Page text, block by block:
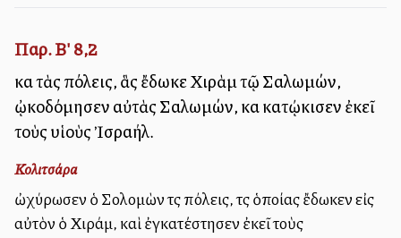
Παρ. Β' 8,2
καὶ τὰς πόλεις, ἃς ἔδωκε Χιρὰμ τῷ Σαλωμών,
ᾠκοδόμησεν αὐτὰς Σαλωμών, καὶ κατῴκισεν ἐκεῖ
τοὺς υἱοὺς Ἰσραήλ.
Κολιτσάρα
ὠχύρωσεν ὁ Σολομὼν τὰς πόλεις, τὰς ὁποίας ἔδωκεν εἰς
αὐτὸν ὁ Χιράμ, καὶ ἐγκατέστησεν ἐκεῖ τοὺς